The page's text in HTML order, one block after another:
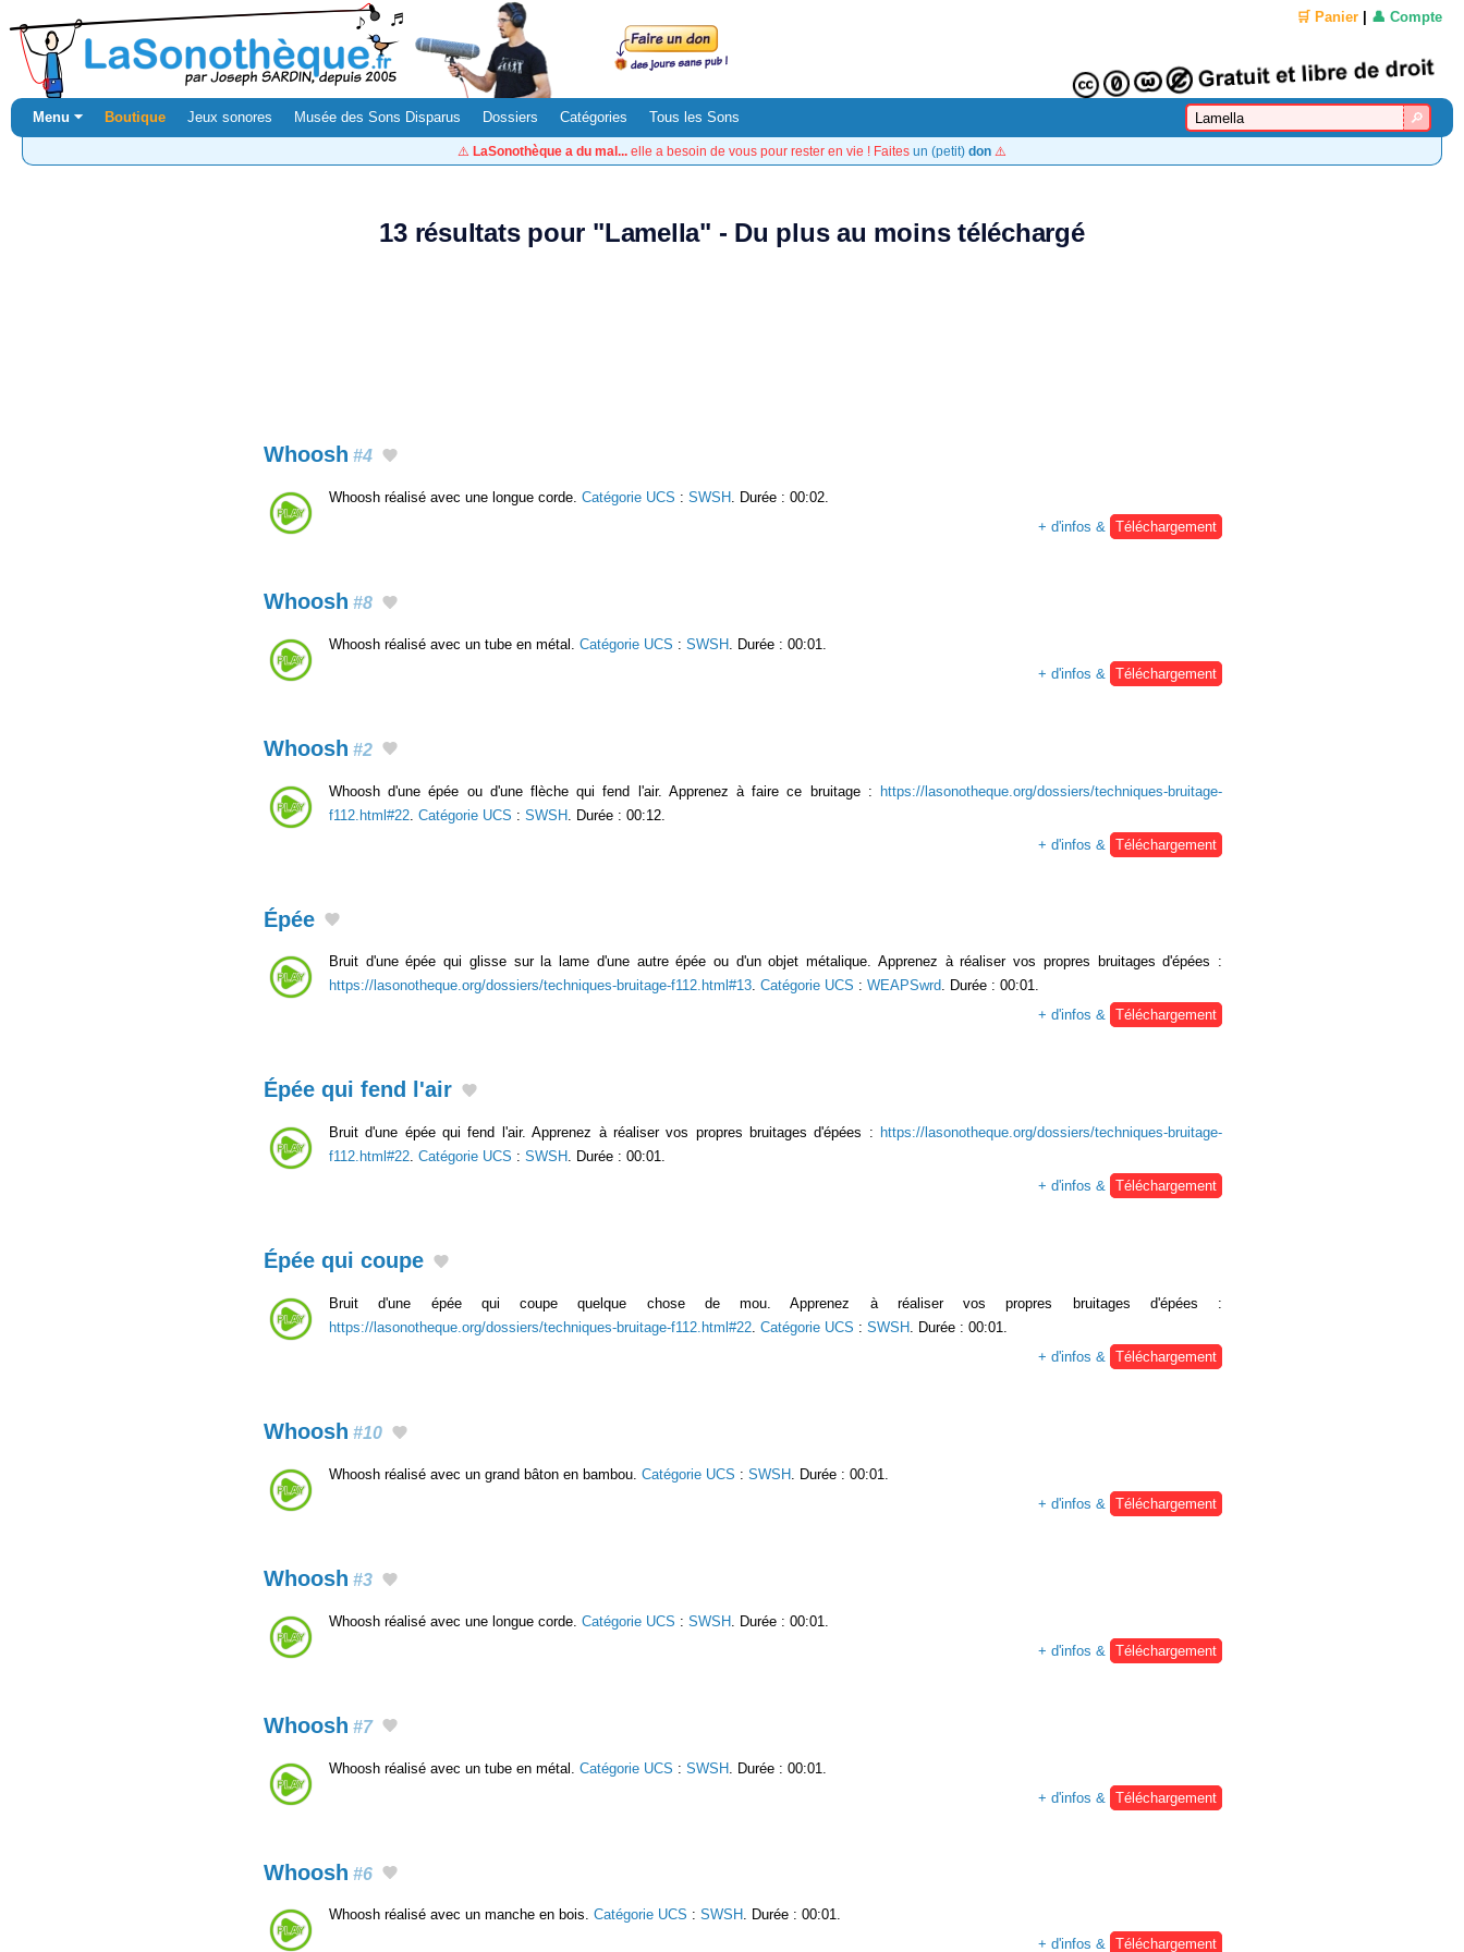
🛒 Panier 👤 Compte
Menu ⏷ Boutique Jeux sonores Musée des Sons Disparus Dossiers Catégories Tous les Sons
⚠️ LaSonothèque a du mal... elle a besoin de vous pour rester en vie ! Faites un (petit) don ⚠️
13 résultats pour "Lamella" - Du plus au moins téléchargé
Whoosh #4
Whoosh réalisé avec une longue corde. Catégorie UCS : SWSH
. Durée : 00:02.
+ d'infos &
Téléchargement
Whoosh #8
Whoosh réalisé avec un tube en métal. Catégorie UCS : SWSH . Durée : 00:01.
+ d'infos &
Téléchargement
Whoosh #2
Whoosh d'une épée ou d'une flèche qui fend l'air. Apprenez à faire ce bruitage : https://lasonotheque.org/dossiers/techniques-bruitage-
f112.html#22 Catégorie UCS : SWSH . Durée : 00:12.
+ d'infos &
Téléchargement
Épée
Bruit d'une épée qui glisse sur la lame d'une autre épée ou d'un objet métalique. Apprenez à réaliser vos propres bruitages d'épées :
https://lasonotheque.org/dossiers/techniques-bruitage-f112.html#13. Catégorie UCS : WEAPSwrd. Durée : 00:01.
+ d'infos & Téléchargement
Épée qui fend l'air
Bruit d'une épée qui fend l'air. Apprenez à réaliser vos propres bruitages d'épées : https://lasonotheque.org/dossiers/techniques-bruitage-
f112.html#22. Catégorie UCS : SWSH . Durée : 00:01.
+ d'infos & Téléchargement
Épée qui coupe
Bruit d'une épée qui coupe quelque chose de mou. Apprenez à réaliser vos propres bruitages d'épées :
https://lasonotheque.org/dossiers/techniques-bruitage-f112.html#22. Catégorie UCS : SWSH . Durée : 00:01.
+ d'infos & Téléchargement
Whoosh #10
Whoosh réalisé avec un grand bâton en bambou. Catégorie UCS : SWSH
. Durée : 00:01.
+ d'infos &
Téléchargement
Whoosh #3
Whoosh réalisé avec une longue corde. Catégorie UCS : SWSH
. Durée : 00:01.
+ d'infos &
Téléchargement
Whoosh #7
Whoosh réalisé avec un tube en métal. Catégorie UCS : SWSH . Durée : 00:01.
+ d'infos &
Téléchargement
Whoosh #6
Whoosh réalisé avec un manche en bois. Catégorie UCS : SWSH . Durée : 00:01.
+ d'infos & Téléchargement